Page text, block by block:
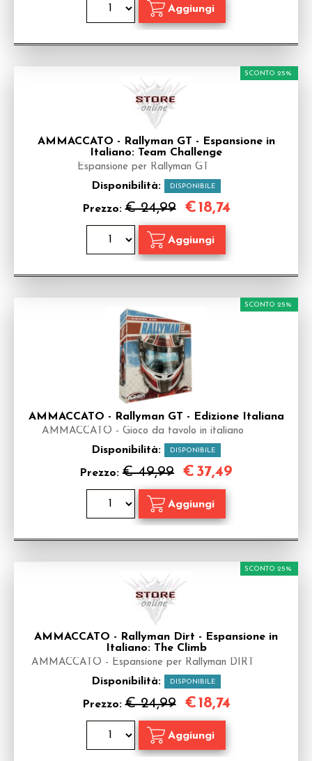
AMMACCATO - Rallyman GT - Espansione in
Italiano: Team Challenge
Espansione per Rallyman GT
Disponibilità: DISPONIBILE
Prezzo:€ 24,99
SCONTO 25%
€18,74
AMMACCATO - Rallyman GT - Edizione Italiana
AMMACCATO - Gioco da tavolo in italiano
Disponibilità: DISPONIBILE
Prezzo: € 49,99
SCONTO 25%
€ 37,49
AMMACCATO - Rallyman Dirt - Espansione in
Italiano: The Climb
AMMACCATO - Espansione per Rallyman DIRT
Disponibilità: DISPONIBILE
Prezzo:€ 24,99
SCONTO 25%
€18,74